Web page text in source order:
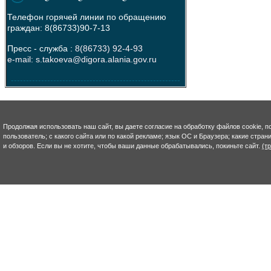
Телефон горячей линии по обращению
граждан: 8(86733)90-7-13
Пресс - служба : 8(86733) 92-4-93
e-mail: s.takoeva@digora.alania.gov.ru
--------------------------------------------------------
Продолжая использовать наш сайт, вы даете согласие на обработку файлов cookie,
пользователь; с какого сайта или по какой рекламе; язык ОС и Браузера; какие
и обзоров. Если вы не хотите, чтобы ваши данные обрабатывались, покиньте сайт.